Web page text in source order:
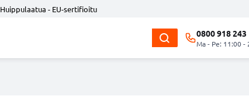
Huippulaatua - EU-sertifioitu
0800 918 243
Ma - Pe: 11:00 -